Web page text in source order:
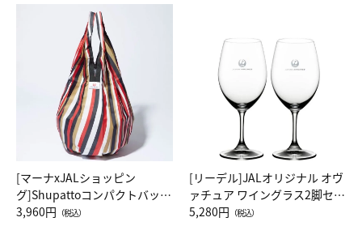
[マーナxJALショッピン
グ]Shupattoコンパクトバッグ
Drop JAL客室乗務員（LC）ス
3,960円 （税込）
[リーデル]JALオリジナル オヴ
ァチュア ワイングラス2脚セッ
ト（レッドワイン）
5,280円 （税込）